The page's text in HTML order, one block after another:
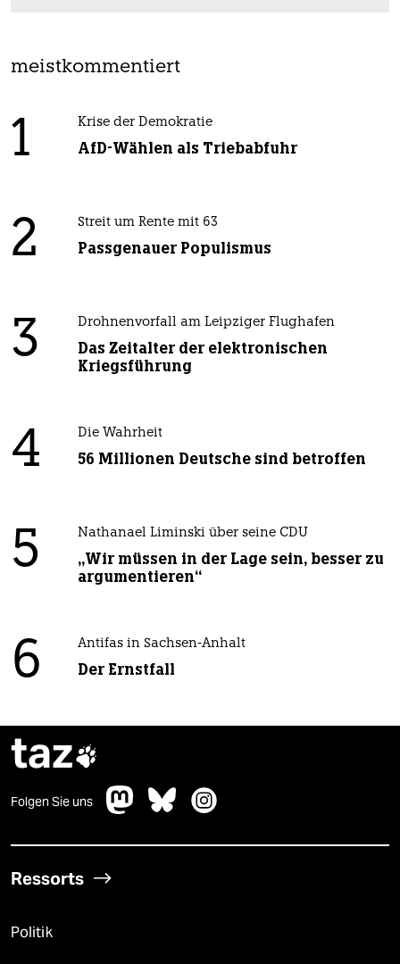
meistkommentiert
1 Krise der Demokratie
AfD-Wählen als Triebabfuhr
2 Streit um Rente mit 63
Passgenauer Populismus
3 Drohnenvorfall am Leipziger Flughafen
Das Zeitalter der elektronischen
Kriegsführung
4 Die Wahrheit
56 Millionen Deutsche sind betroffen
5 Nathanael Liminski über seine CDU
„Wir müssen in der Lage sein, besser zu
argumentieren“
6 Antifas in Sachsen-Anhalt
Der Ernstfall
taz
Folgen Sie uns
Ressorts
Politik